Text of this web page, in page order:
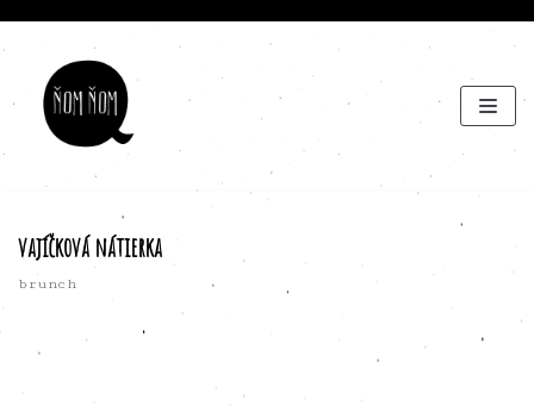
Preskočiť
obsah
vajíčková nátierka
brunch